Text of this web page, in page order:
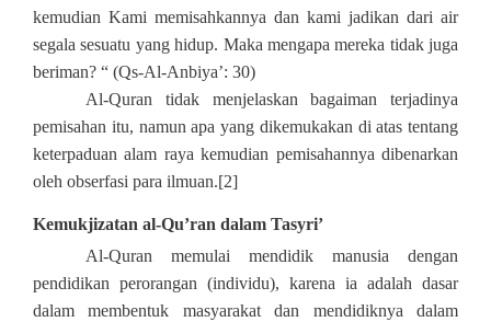
kemudian Kami memisahkannya dan kami jadikan dari air
segala sesuatu yang hidup. Maka mengapa mereka tidak juga
beriman? “ (Qs-Al-Anbiya’: 30)
Al-Quran tidak menjelaskan bagaiman terjadinya
pemisahan itu, namun apa yang dikemukakan di atas tentang
keterpaduan alam raya kemudian pemisahannya dibenarkan
oleh obserfasi para ilmuan.[2]
Kemukjizatan al-Qu’ran dalam Tasyri’
Al-Quran memulai mendidik manusia dengan
pendidikan perorangan (individu), karena ia adalah dasar
dalam membentuk masyarakat dan mendidiknya dalam